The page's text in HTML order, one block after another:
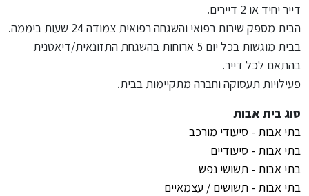
דייר יחיד או 2 דיירים.
הבית מספק שירות רפואי והשגחה רפואית צמודה 24 שעות ביממה.
בבית מוגשות בכל יום 5 ארוחות בהשגחת התזונאית/דיאטנית
בהתאם לכל דייר.
פעילויות תעסוקה וחברה מתקיימות בבית.
סוג בית אבות
בתי אבות - סיעודי מורכב
בתי אבות - סיעודיים
בתי אבות - תשושי נפש
בתי אבות - תשושים / עצמאיים